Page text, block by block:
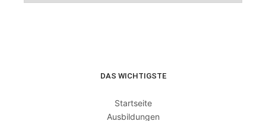
DAS WICHTIGSTE
Startseite
Ausbildungen